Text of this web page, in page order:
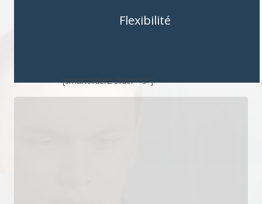
Flexibilité
[smartslider2 slider="9"]